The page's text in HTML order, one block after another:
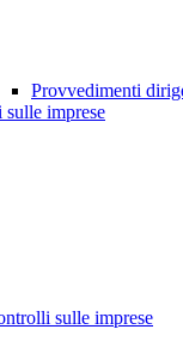
Provvedimenti
imprese
sulle imprese